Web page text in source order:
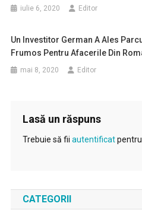
iulie 6, 2020 Editor
Un Investitor German A Ales
Frumos Pentru Afacerile Din
mai 8, 2020 Editor
Lasă un răspuns
Trebuie să fii autentificatpentru
CATEGORII